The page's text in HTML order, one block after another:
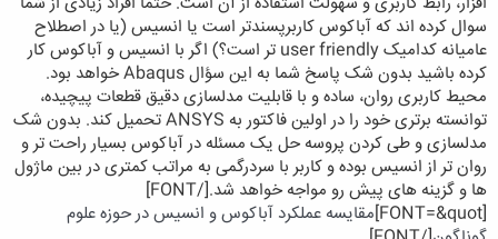
سوال کرده اند که آباکوس کاربرپسندتر است یا انسیس (یا در اصطلاح
عامیانه کدامیک user friendly تر است؟) اگر با انسیس و آباکوس کار
کرده باشید بدون شک پاسخ شما به این سؤال Abaqus خواهد بود.
محیط کاربری روان، ساده و با قابلیت مدلسازی دقیق قطعات پیچیده،
توانسته برتری خود را در اولین فاکتور به ANSYS تحمیل کند. بدون شک
مدلسازی و طی کردن پروسه حل یک مسئله در آباکوس بسیار راحت تر و
روان تر از انسیس بوده و کاربر با سردرگمی به مراتب کمتری در بین ماژول
ها و گزینه های پیش رو مواجه خواهد شد.[/FONT]
[FONT=&quot]
مقایسه عملکرد آباکوس و انسیس در حوزه علوم